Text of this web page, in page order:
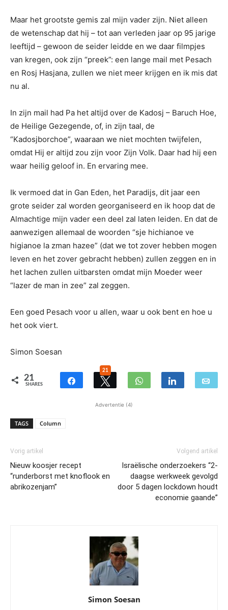
Maar het grootste gemis zal mijn vader zijn. Niet alleen
de wetenschap dat hij – tot aan verleden jaar op 95 jarige
leeftijd – gewoon de seider leidde en we daar filmpjes
van kregen, ook zijn “preek”: een lange mail met Pesach
en Rosj Hasjana, zullen we niet meer krijgen en ik mis dat
nu al.
In zijn mail had Pa het altijd over de Kadosj – Baruch Hoe,
de Heilige Gezegende, of, in zijn taal, de
“Kadosjborchoe”, waaraan we niet mochten twijfelen,
omdat Hij er altijd zou zijn voor Zijn Volk. Daar had hij een
waar heilig geloof in. En ervaring mee.
Ik vermoed dat in Gan Eden, het Paradijs, dit jaar een
grote seider zal worden georganiseerd en ik hoop dat de
Almachtige mijn vader een deel zal laten leiden. En dat de
aanwezigen allemaal de woorden “sje hichianoe ve
higianoe la zman hazee” (dat we tot zover hebben mogen
leven en het zover gebracht hebben) zullen zeggen en in
het lachen zullen uitbarsten omdat mijn Moeder weer
“lazer de man in zee” zal zeggen.
Een goed Pesach voor u allen, waar u ook bent en hoe u
het ook viert.
Simon Soesan
21
SHARES
21
Advertentie (4)
TAGS Column
Vorig artikel
Nieuw koosjer recept
“runderborst met knoflook en
abrikozenjam”
Volgend artikel
Israëlische onderzoekers “2-
daagse werkweek gevolgd
door 5 dagen lockdown houdt
economie gaande”
Simon Soesan